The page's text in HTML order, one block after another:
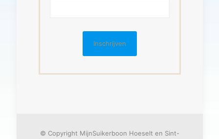
© Copyright MijnSuikerboon Hoeselt en Sint-